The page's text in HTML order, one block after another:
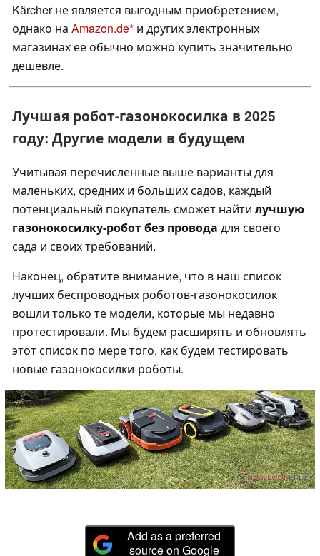
Kärcher не является выгодным приобретением,
однако на Amazon.de и других электронных
магазинах ее обычно можно купить значительно
дешевле.
Лучшая робот-газонокосилка в 2025
году: Другие модели в будущем
Учитывая перечисленные выше варианты для
маленьких, средних и больших садов, каждый
потенциальный покупатель сможет найти лучшую
газонокосилку-робот без провода для своего
сада и своих требований.
Наконец, обратите внимание, что в наш список
лучших беспроводных роботов-газонокосилок
вошли только те модели, которые мы недавно
протестировали. Мы будем расширять и обновлять
этот список по мере того, как будем тестировать
новые газонокосилки-роботы.
Add as a preferred
source on Google